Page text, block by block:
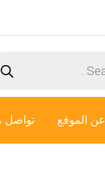
عن الموقع تواصل
155 EGP.
جولد